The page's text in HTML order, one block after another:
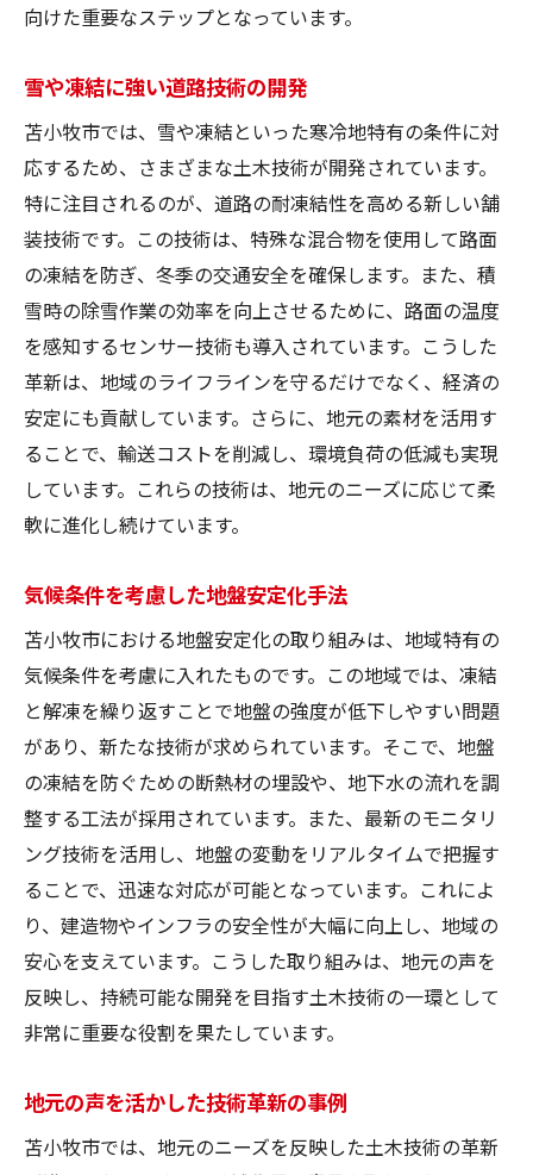
向けた重要なステップとなっています。
雪や凍結に強い道路技術の開発
苫小牧市では、雪や凍結といった寒冷地特有の条件に対
応するため、さまざまな土木技術が開発されています。
特に注目されるのが、道路の耐凍結性を高める新しい舗
装技術です。この技術は、特殊な混合物を使用して路面
の凍結を防ぎ、冬季の交通安全を確保します。また、積
雪時の除雪作業の効率を向上させるために、路面の温度
を感知するセンサー技術も導入されています。こうした
革新は、地域のライフラインを守るだけでなく、経済の
安定にも貢献しています。さらに、地元の素材を活用す
ることで、輸送コストを削減し、環境負荷の低減も実現
しています。これらの技術は、地元のニーズに応じて柔
軟に進化し続けています。
気候条件を考慮した地盤安定化手法
苫小牧市における地盤安定化の取り組みは、地域特有の
気候条件を考慮に入れたものです。この地域では、凍結
と解凍を繰り返すことで地盤の強度が低下しやすい問題
があり、新たな技術が求められています。そこで、地盤
の凍結を防ぐための断熱材の埋設や、地下水の流れを調
整する工法が採用されています。また、最新のモニタリ
ング技術を活用し、地盤の変動をリアルタイムで把握す
ることで、迅速な対応が可能となっています。これによ
り、建造物やインフラの安全性が大幅に向上し、地域の
安心を支えています。こうした取り組みは、地元の声を
反映し、持続可能な開発を目指す土木技術の一環として
非常に重要な役割を果たしています。
地元の声を活かした技術革新の事例
苫小牧市では、地元のニーズを反映した土木技術の革新